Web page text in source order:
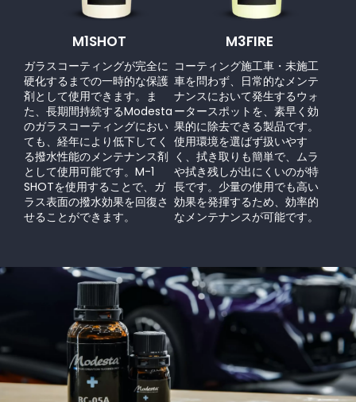
M1SHOT
ガラスコーティングが完全に
硬化するまでの一時的な保護
剤として使用できます。ま
た、長期間持続するModesta
のガラスコーティングにおい
ても、経年により低下してく
る撥水性能のメンテナンス剤
として使用可能です。M-1
SHOTを使用することで、ガ
ラス表面の撥水効果を回復さ
せることができます。
M3FIRE
コーティング施工車・未施工
車を問わず、日常的なメンテ
ナンスにおいて発生するウォ
ータースポットを、素早く効
果的に除去できる製品です。
使用環境を選ばず扱いやす
く、拭き取りも簡単で、ムラ
や拭き残しが出にくいのが特
長です。少量の使用でも高い
効果を発揮するため、効率的
なメンテナンスが可能です。